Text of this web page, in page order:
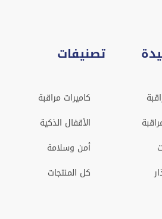
تصنيفات
كاميرات مراقبة
الأقفال الذكية
أمن وسلامة
كل المنتجات